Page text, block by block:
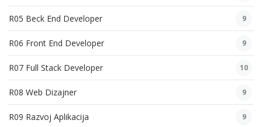
R05 Beck End Developer 9
R06 Front End Developer 9
R07 Full Stack Developer 10
R08 Web Dizajner 9
R09 Razvoj Aplikacija 9